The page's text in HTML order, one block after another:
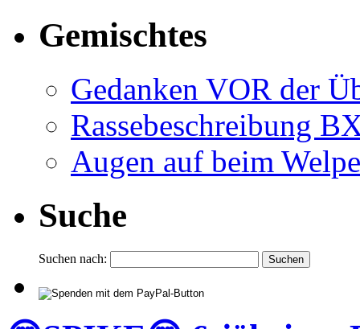
Gemischtes
Gedanken VOR der
Rassebeschreibung
Augen auf beim
Suche
Suchen nach: